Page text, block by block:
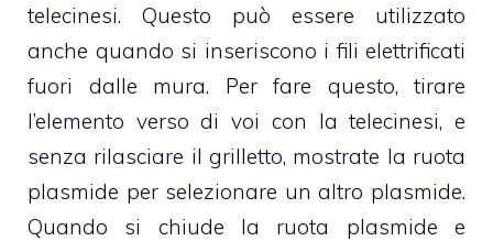
telecinesi. Questo può essere utilizzato
anche quando si inseriscono i fili elettrificati
fuori dalle mura. Per fare questo, tirare
l’elemento verso di voi con la telecinesi, e
senza rilasciare il grilletto, mostrate la ruota
plasmide per selezionare un altro plasmide.
Quando si chiude la ruota plasmide e